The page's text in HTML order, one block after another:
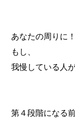
あなたの周りに！
もし、
我慢している人
第４段階になる